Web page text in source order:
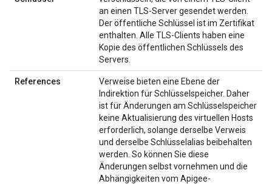
an einen TLS-Server gesendet werden.
Der öffentliche Schlüssel ist im Zertifikat
enthalten. Alle TLS-Clients haben eine
Kopie des öffentlichen Schlüssels des
Servers.
References
Verweise bieten eine Ebene der
Indirektion für Schlüsselspeicher. Daher
ist für Änderungen am Schlüsselspeicher
keine Aktualisierung des virtuellen Hosts
erforderlich, solange derselbe Verweis
und derselbe Schlüsselalias beibehalten
werden. So können Sie diese
Änderungen selbst vornehmen und die
Abhängigkeiten vom Apigee-